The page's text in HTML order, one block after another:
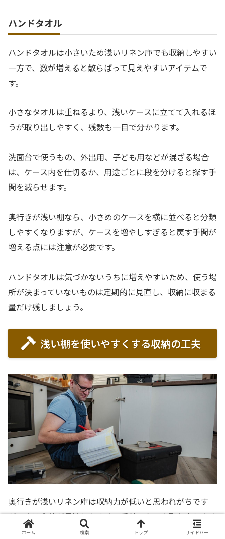
ハンドタオル
ハンドタオルは小さいため浅いリネン庫でも収納しやすい
一方で、数が増えると散らばって見えやすいアイテムで
す。
小さなタオルは重ねるより、浅いケースに立てて入れるほ
うが取り出しやすく、残数も一目で分かります。
洗面台で使うもの、外出用、子ども用などが混ざる場合
は、ケース内を仕切るか、用途ごとに段を分けると探す手
間を減らせます。
奥行きが浅い棚なら、小さめのケースを横に並べると分類
しやすくなりますが、ケースを増やしすぎると戻す手間が
増える点には注意が必要です。
ハンドタオルは気づかないうちに増えやすいため、使う場
所が決まっていないものは定期的に見直し、収納に収まる
量だけ残しましょう。
浅い棚を使いやすくする収納の工夫
奥行きが浅いリネン庫は収納力が低いと思われがちです
が、実は全体が見渡しやすく、手前のものを取り出しやす
いという強みがあります。
ホーム 検索 トップ サイドバー